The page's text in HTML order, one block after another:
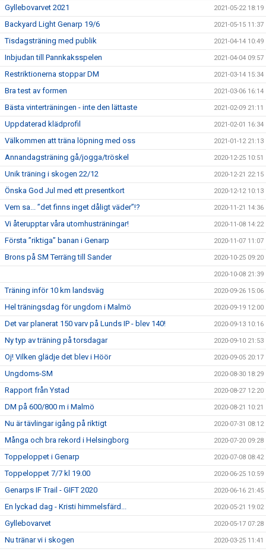
Gyllebovarvet 2021 2021-05-22 18:19
Backyard Light Genarp 19/6 2021-05-15 11:37
Tisdagsträning med publik 2021-04-14 10:49
Inbjudan till Pannkaksspelen 2021-04-04 09:57
Restriktionerna stoppar DM 2021-03-14 15:34
Bra test av formen 2021-03-06 16:14
Bästa vinterträningen - inte den lättaste 2021-02-09 21:11
Uppdaterad klädprofil 2021-02-01 16:34
Välkommen att träna löpning med oss 2021-01-12 21:13
Annandagsträning gå/jogga/tröskel 2020-12-25 10:51
Unik träning i skogen 22/12 2020-12-21 22:15
Önska God Jul med ett presentkort 2020-12-12 10:13
Vem sa... ”det finns inget dåligt väder”!? 2020-11-21 14:36
Vi återupptar våra utomhusträningar! 2020-11-08 14:22
Första ”riktiga” banan i Genarp 2020-11-07 11:07
Brons på SM Terräng till Sander 2020-10-25 09:20
2020-10-08 21:39
Träning inför 10 km landsväg 2020-09-26 15:06
Hel träningsdag för ungdom i Malmö 2020-09-19 12:00
Det var planerat 150 varv på Lunds IP - blev 140! 2020-09-13 10:16
Ny typ av träning på torsdagar 2020-09-10 21:53
Oj! Vilken glädje det blev i Höör 2020-09-05 20:17
Ungdoms-SM 2020-08-30 18:29
Rapport från Ystad 2020-08-27 12:20
DM på 600/800 m i Malmö 2020-08-21 10:21
Nu är tävlingar igång på riktigt 2020-07-31 08:12
Många och bra rekord i Helsingborg 2020-07-20 09:28
Toppeloppet i Genarp 2020-07-08 08:42
Toppeloppet 7/7 kl 19.00 2020-06-25 10:59
Genarps IF Trail - GIFT 2020 2020-06-16 21:45
En lyckad dag - Kristi himmelsfärd... 2020-05-21 19:02
Gyllebovarvet 2020-05-17 07:28
Nu tränar vi i skogen 2020-03-25 11:41